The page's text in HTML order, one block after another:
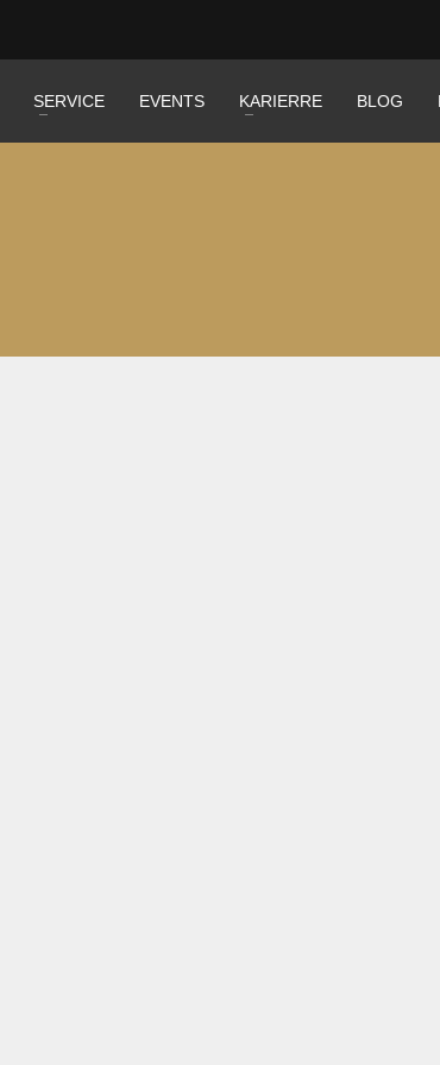
SERVICE EVENTS KARIERRE BLOG